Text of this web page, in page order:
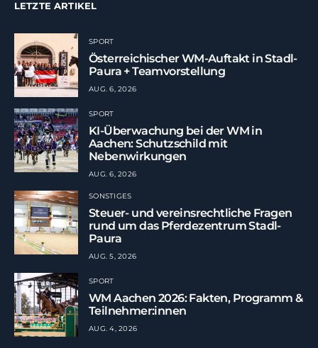
LETZTE ARTIKEL
SPORT
Österreichischer WM-Auftakt in Stadl-
Paura + Teamvorstellung
AUG. 6, 2026
SPORT
KI-Überwachung bei der WM in
Aachen: Schutzschild mit
Nebenwirkungen
AUG. 6, 2026
SONSTIGES
Steuer- und vereinsrechtliche Fragen
rund um das Pferdezentrum Stadl-
Paura
AUG. 5, 2026
SPORT
WM Aachen 2026: Fakten, Programm &
Teilnehmer:innen
AUG. 4, 2026